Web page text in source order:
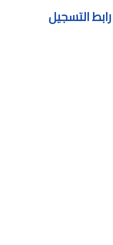
رابط التسجيل